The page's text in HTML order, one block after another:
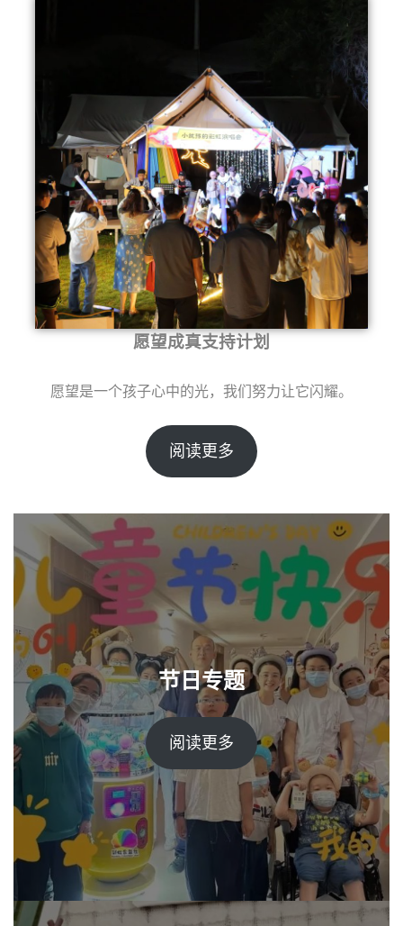
愿望成真支持计划
愿望是一个孩子心中的光，我们努力让它闪耀。
阅读更多
节日专题
阅读更多